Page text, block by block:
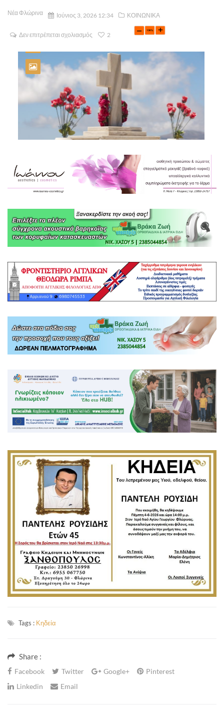
Νέα Φλώρινα Ιούνιος 3, 2026 12:34 ΚΟΙΝΩΝΙΚΑ
Δεν επιτρέπεται σχολιασμός 2
Tags : Κηδεία
Share :
Facebook Twitter Google+
Pinterest
Linkedin
Email